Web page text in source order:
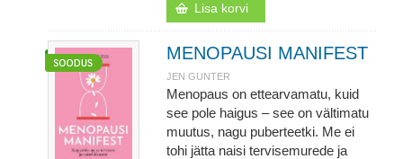
Lisa korvi
MENOPAUSI MANIFEST
JEN GUNTER
Menopaus on ettearvamatu, kuid
see pole haigus – see on vältimatu
muutus, nagu puberteetki. Me ei
tohi jätta naisi tervisemurede ja